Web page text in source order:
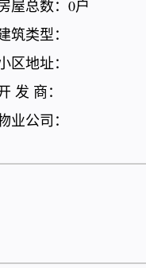
屋总数：0户
筑类型：
区地址：
发 商：
业公司：